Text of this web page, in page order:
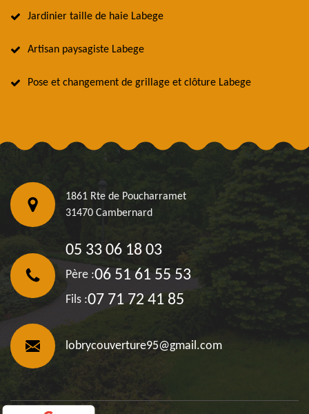
Jardinier taille de haie Labege
Artisan paysagiste Labege
Pose et changement de grillage et clôture Labege
1861 Rte de Poucharramet
31470 Cambernard
05 33 06 18 03
Père :06 51 61 55 53
Fils :07 71 72 41 85
lobrycouverture95@gmail.com